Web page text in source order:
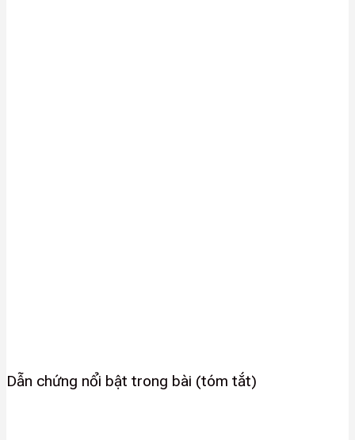
Dẫn chứng nổi bật trong bài (tóm tắt)